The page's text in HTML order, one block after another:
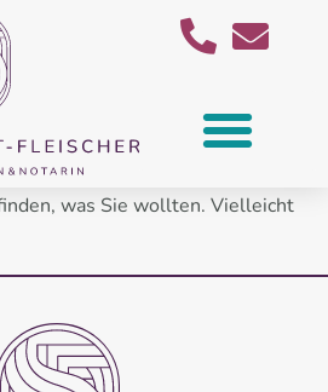
was Sie wollten. Vielleicht